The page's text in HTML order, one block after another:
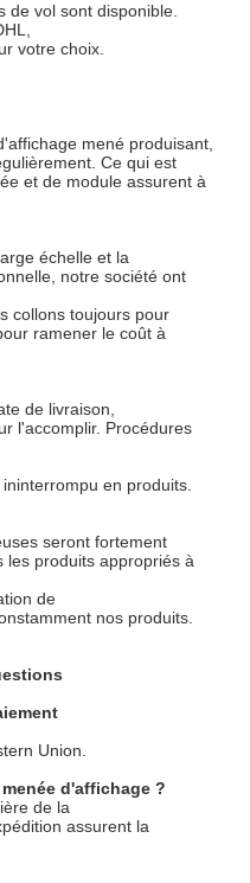
de vol sont disponible.
votre choix.
mené produisant,
Ce qui est
et de module assurent à
échelle et la
notre société ont
collons toujours pour
ramener le coût à
de livraison,
l'accomplir. Procédures
en produits.
seront fortement
les produits appropriés à
de
nos produits.
Union.
d'affichage ?
de la
assurent la